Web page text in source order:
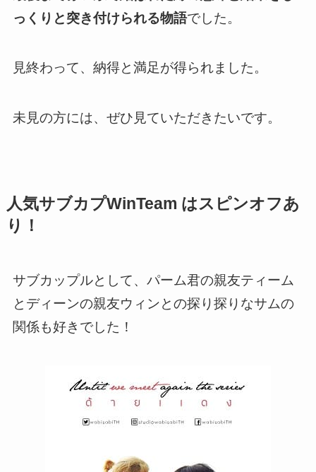
っくりと突き付けられる物語でした。
見終わって、納得と満足が得られました。
未見の方には、ぜひ見ていただきたいです。
人気サブカプWinTeam はスピンオフあ
り！
サブカップルとして、パーム君の親友ティーム
とディーンの親友ウィンとの探り探りなサムの
関係も好きでした ！